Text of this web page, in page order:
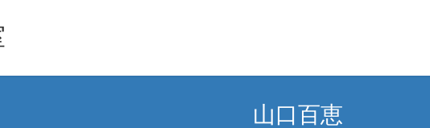
山口百恵